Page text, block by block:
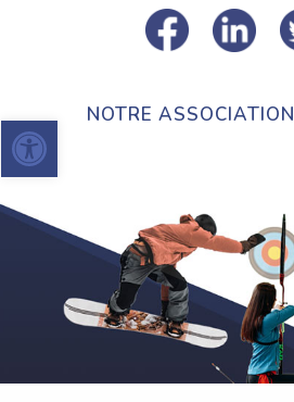
Ouvrir la barre d’outilsNOTRE ASSOCIATION